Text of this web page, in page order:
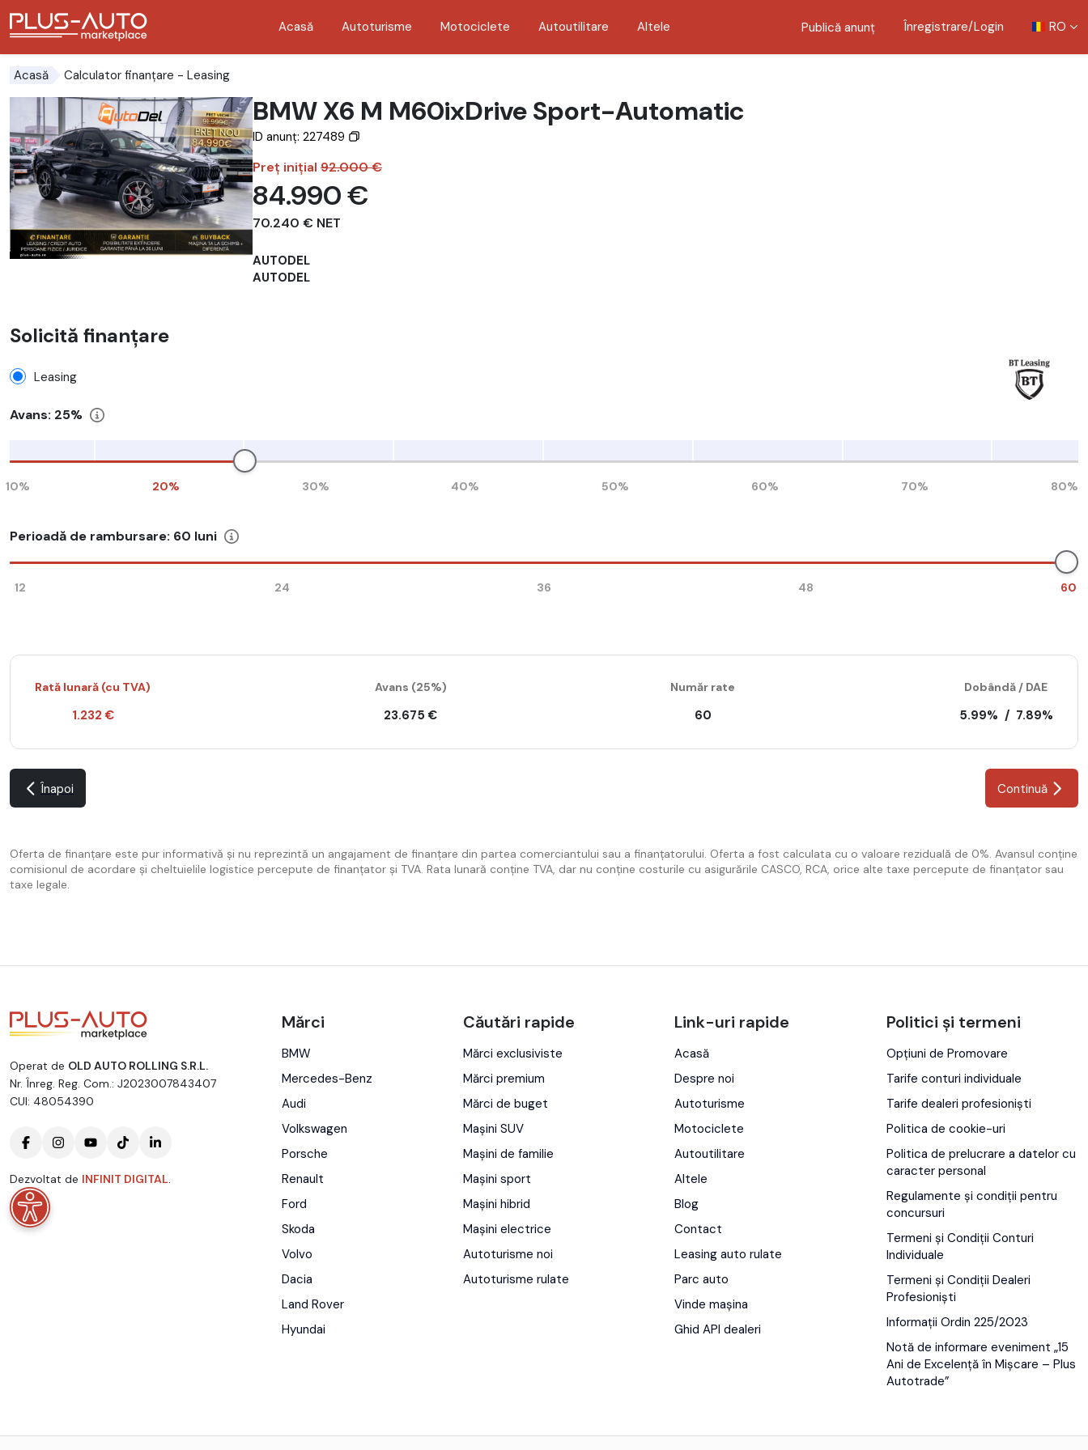
Acasă Autoturisme Motociclete Autoutilitare Altele Publică anunț Înregistrare/Login RO
Acasă Calculator finanțare - Leasing
BMW X6 M M60ixDrive Sport-Automatic
ID anunț: 227489
Preț inițial 92.000 €
84.990 €
70.240 € NET
AUTODEL
AUTODEL
Solicită finanțare
Leasing
Avans: 25%
10% 20% 30% 40% 50% 60% 70% 80%
Perioadă de rambursare: 60 luni
12 24 36 48 60
Rată lunară (cu TVA)
1.232 €
Avans (25%)
23.675 €
Număr rate
60
Dobândă / DAE
5.99% / 7.89%
Înapoi Continuă
Oferta de finanțare este pur informativă și nu reprezintă un angajament de finanțare din partea comerciantului sau a finanțatorului. Oferta a fost calculata cu o valoare reziduală de 0%. Avansul conține
comisionul de acordare și cheltuielile logistice percepute de finanțator și TVA. Rata lunară conține TVA, dar nu conține costurile cu asigurările CASCO, RCA, orice alte taxe percepute de finanțator sau
taxe legale.
Operat de OLD AUTO ROLLING S.R.L.
Nr. Înreg. Reg. Com.: J2023007843407
CUI: 48054390
Dezvoltat de INFINIT DIGITAL.
Mărci
BMW
Mercedes-Benz
Audi
Volkswagen
Porsche
Renault
Ford
Skoda
Volvo
Dacia
Land Rover
Hyundai
Căutări rapide
Mărci exclusiviste
Mărci premium
Mărci de buget
Mașini SUV
Mașini de familie
Mașini sport
Mașini hibrid
Mașini electrice
Autoturisme noi
Autoturisme rulate
Link-uri rapide
Acasă
Despre noi
Autoturisme
Motociclete
Autoutilitare
Altele
Blog
Contact
Leasing auto rulate
Parc auto
Vinde mașina
Ghid API dealeri
Politici și termeni
Opțiuni de Promovare
Tarife conturi individuale
Tarife dealeri profesioniști
Politica de cookie-uri
Politica de prelucrare a datelor cu
caracter personal
Regulamente și condiții pentru
concursuri
Termeni și Condiții Conturi
Individuale
Termeni și Condiții Dealeri
Profesioniști
Informații Ordin 225/2023
Notă de informare eveniment „15
Ani de Excelență în Mișcare – Plus
Autotrade”